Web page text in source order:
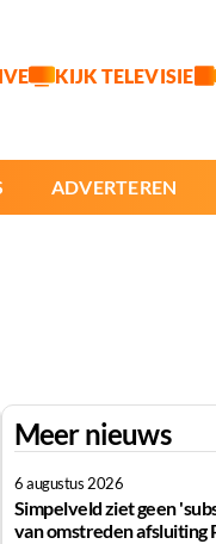
KIJK TELEVISIE
ADVERTEREN
Meer nieuws
6 augustus 2026
Simpelveld ziet geen
van omstreden afsluiting